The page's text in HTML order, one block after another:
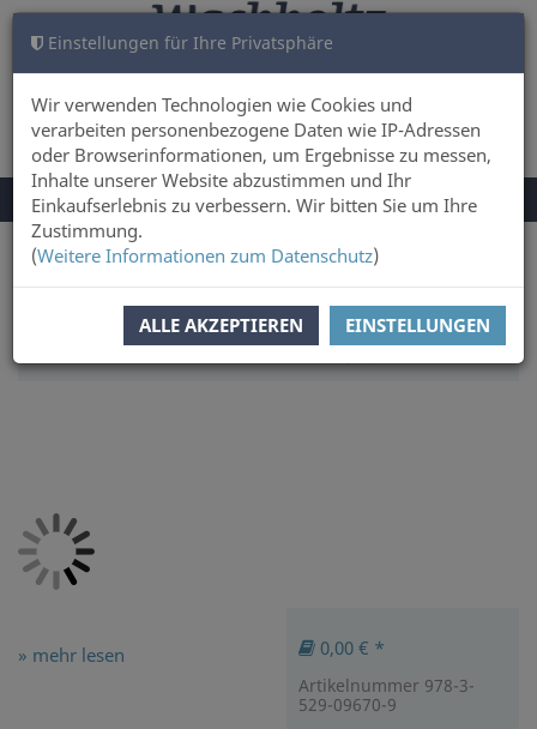
Einstellungen für Ihre Privatsphäre
Wir verwenden Technologien wie Cookies und
verarbeiten personenbezogene Daten wie IP-Adressen
oder Browserinformationen, um Ergebnisse zu messen,
Inhalte unserer Website abzustimmen und Ihr
Einkaufserlebnis zu verbessern. Wir bitten Sie um Ihre
Zustimmung.
(Weitere Informationen zum Datenschutz)
ALLE AKZEPTIEREN EINSTELLUNGEN
ANMELDEN WARENKORB 0
NAVIGATION
UMSCHALTEN
Menü
Sie sind hier: Literatur
SORTIERUNG:
PREIS
» mehr lesen 0,00 € *
Artikelnummer 978-3-
529-09670-9